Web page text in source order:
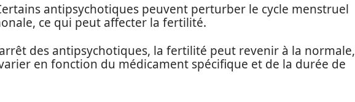
antipsychotiques peuvent perturber le cycle menstruel
ce qui peut affecter la fertilité.
des antipsychotiques, la fertilité peut revenir à la normale,
en fonction du médicament spécifique et de la durée de